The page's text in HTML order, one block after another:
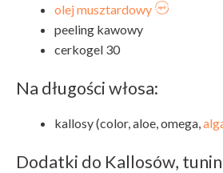
olej musztardowy
peeling kawowy
cerkogel 30
Na długości włosa:
kallosy (color, aloe, omega,
Dodatki do Kallosów,